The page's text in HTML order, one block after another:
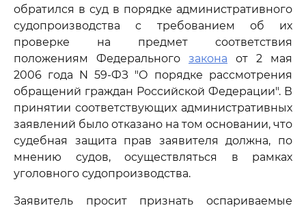
обратился в суд в порядке административного
судопроизводства с требованием об их
проверке на предмет соответствия
положениям Федерального закона от 2 мая
2006 года N 59-ФЗ "О порядке рассмотрения
обращений граждан Российской Федерации". В
принятии соответствующих административных
заявлений было отказано на том основании, что
судебная защита прав заявителя должна, по
мнению судов, осуществляться в рамках
уголовного судопроизводства.
Заявитель просит признать оспариваемые